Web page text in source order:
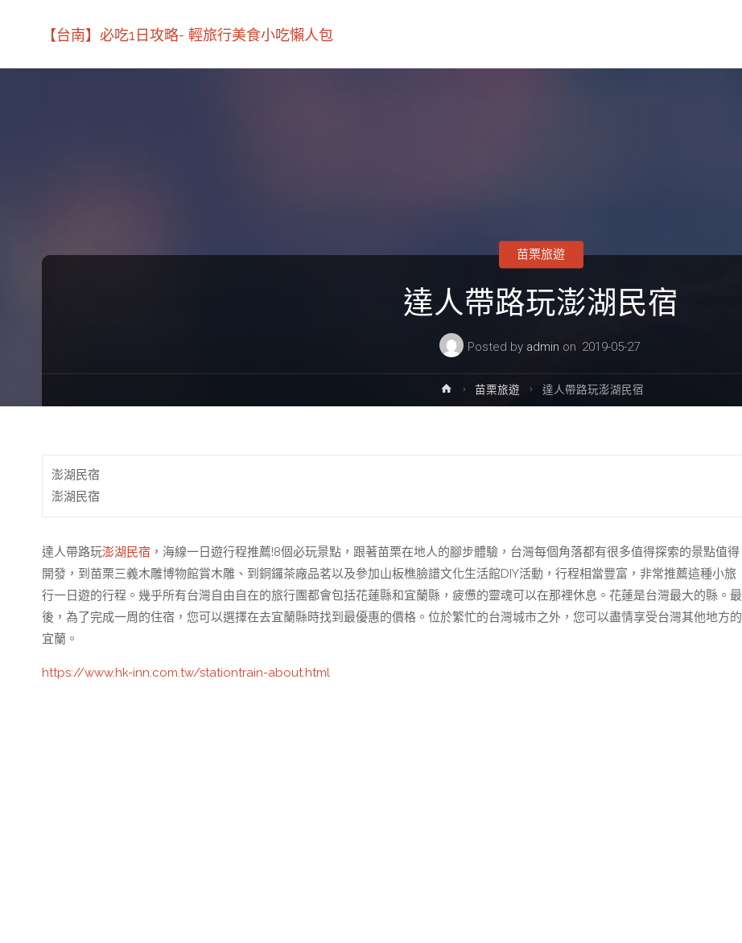
【台南】必吃1日攻略- 輕旅行美食小吃懶人包
達人帶路玩澎湖民宿
Posted by admin on 2019-05-27
苗栗旅遊
Home苗栗旅遊 達人帶路玩澎湖民宿
澎湖民宿
澎湖民宿
達人帶路玩澎湖民宿 ，海線一日遊行程推薦!8個必玩景點，跟著苗栗在地人的腳步體驗，台灣每個角落都有很多值得探索的景點值得
開發，到苗栗三義木雕博物館賞木雕、到銅鑼茶廠品茗以及參加山板樵臉譜文化生活館DIY活動，行程相當豐富，非常推薦這種小旅
行一日遊的行程。幾乎所有台灣自由自在的旅行團都會包括花蓮縣和宜蘭縣，疲憊的靈魂可以在那裡休息。花蓮是台灣最大的縣。最
後，為了完成一周的住宿，您可以選擇在去宜蘭縣時找到最優惠的價格。位於繁忙的台灣城市之外，您可以盡情享受台灣其他地方的
宜蘭。
https://www.hk-inn.com.tw/stationtrain-about.html